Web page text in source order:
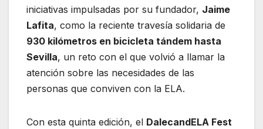
iniciativas impulsadas por su fundador, Jaime
Lafita, como la reciente travesía solidaria de
930 kilómetros en bicicleta tándem hasta
Sevilla, un reto con el que volvió a llamar la
atención sobre las necesidades de las
personas que conviven con la ELA.
Con esta quinta edición, el DalecandELA Fest